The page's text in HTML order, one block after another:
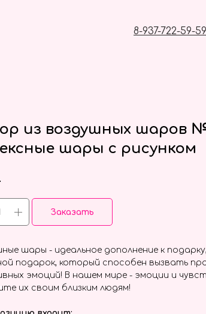
8-937-722-59-59
из воздушных шаров
шары с рисунком
Заказать
шары - идеальное дополнение к
подарок, который способен вызвать
эмоций! В нашем мире - эмоции и
их своим близким людям!